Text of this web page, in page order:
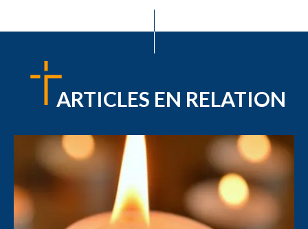
ARTICLES EN RELATION